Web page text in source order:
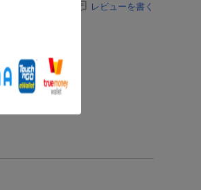
レビューを書く